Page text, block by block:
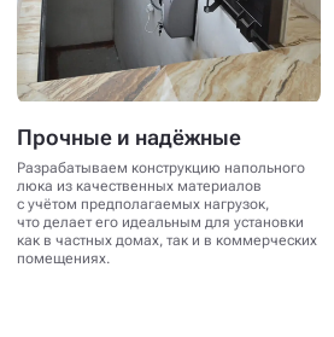
Прочные и надёжные
Разрабатываем конструкцию напольного
люка из качественных материалов
с учётом предполагаемых нагрузок,
что делает его идеальным для установки
как в частных домах, так и в коммерческих
помещениях.